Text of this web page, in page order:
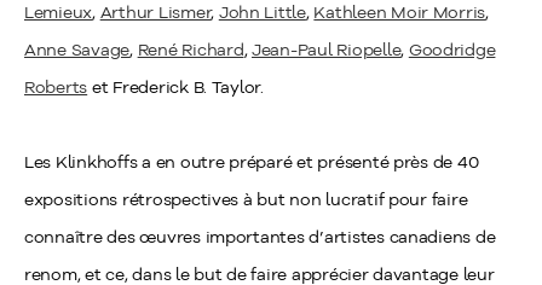
Lemieux, Arthur Lismer, John Little, Kathleen Moir Morris,
Anne Savage, René Richard,Jean-Paul Riopelle, Goodridge
Roberts et Frederick B. Taylor.
Les Klinkhoffs a en outre préparé et présenté près de 40
expositions rétrospectives à but non lucratif pour faire
connaître des œuvres importantes d’artistes canadiens de
renom, et ce, dans le but de faire apprécier davantage leur